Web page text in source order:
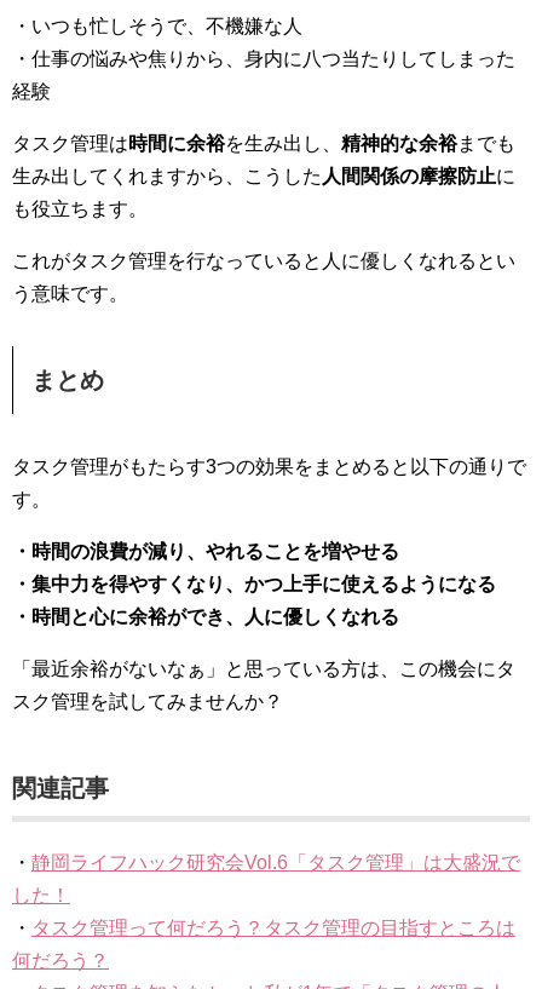
・いつも忙しそうで、不機嫌な人
・仕事の悩みや焦りから、身内に八つ当たりしてしまった
経験
タスク管理は時間に余裕を生み出し、 精神的な余裕までも
生み出してくれますから、こうした 人間関係の摩擦防止に
も役立ちます。
これがタスク管理を行なっていると人に優しくなれるとい
う意味です。
まとめ
タスク管理がもたらす3つの効果をまとめると以下の通りで
す。
・時間の浪費が減り、やれることを増やせる
・集中力を得やすくなり、かつ上手に使えるようになる
・時間と心に余裕ができ、人に優しくなれる
「最近余裕がないなぁ」と思っている方は、この機会にタ
スク管理を試してみませんか？
関連記事
・ 静岡ライフハック研究会Vol.6「タスク管理」は大盛況で
した！
・ タスク管理って何だろう？タスク管理の目指すところは
何だろう？